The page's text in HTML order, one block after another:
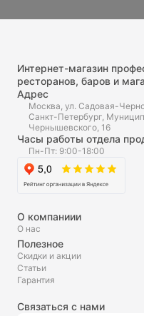
Интернет-магазин
ресторанов, баров и
Адрес
Москва, ул. Садовая-
Санкт-Петербург,
Чернышевского, 16
Часы работы отдела
Пн-Пт: 9:00-18:00
О компаниии
О нас
Полезное
Скидки и акции
Статьи
Гарантия
Связаться с нами